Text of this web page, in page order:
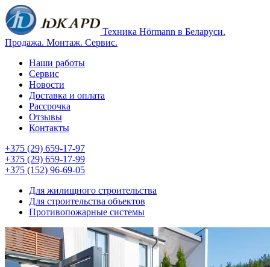
Техника Hörmann в Беларуси.
Продажа. Монтаж. Сервис.
Наши работы
Сервис
Новости
Доставка и оплата
Рассрочка
Отзывы
Контакты
+375 (29) 659-17-97
+375 (29) 659-17-99
+375 (152) 96-69-05
Для жилищного строительства
Для строительства объектов
Противопожарные системы